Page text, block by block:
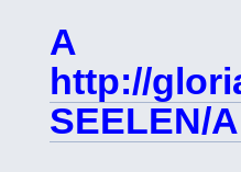
A
http://
SEELEN/